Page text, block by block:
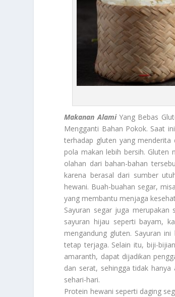
Makanan AlamiYang Bebas
Mengganti Bahan Pokok. Saat
terhadap gluten yang
pola makan lebih bersih. Gluten
olahan dari bahan-bahan
karena berasal dari sumber
hewani. Buah-buahan segar,
yang membantu menjaga
Sayuran segar juga
sayuran hijau seperti bayam,
mengandung gluten. Sayuran
tetap terjaga. Selain itu, biji-
amaranth, dapat dijadikan
dan serat, sehingga tidak
sehari-hari.
Protein hewani seperti daging